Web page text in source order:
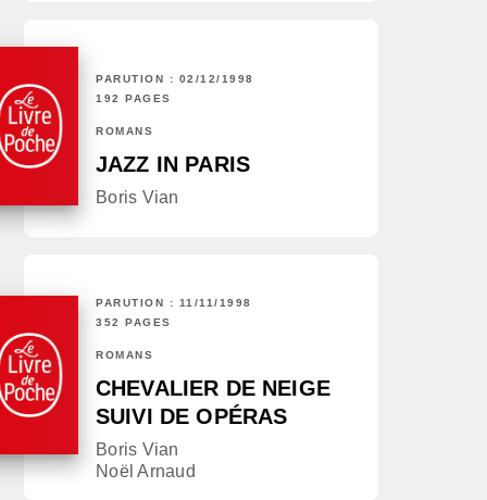
PARUTION : 02/12/1998
192 PAGES
ROMANS
JAZZ IN PARIS
Boris Vian
PARUTION : 11/11/1998
352 PAGES
ROMANS
CHEVALIER DE NEIGE
SUIVI DE OPÉRAS
Boris Vian
Noël Arnaud